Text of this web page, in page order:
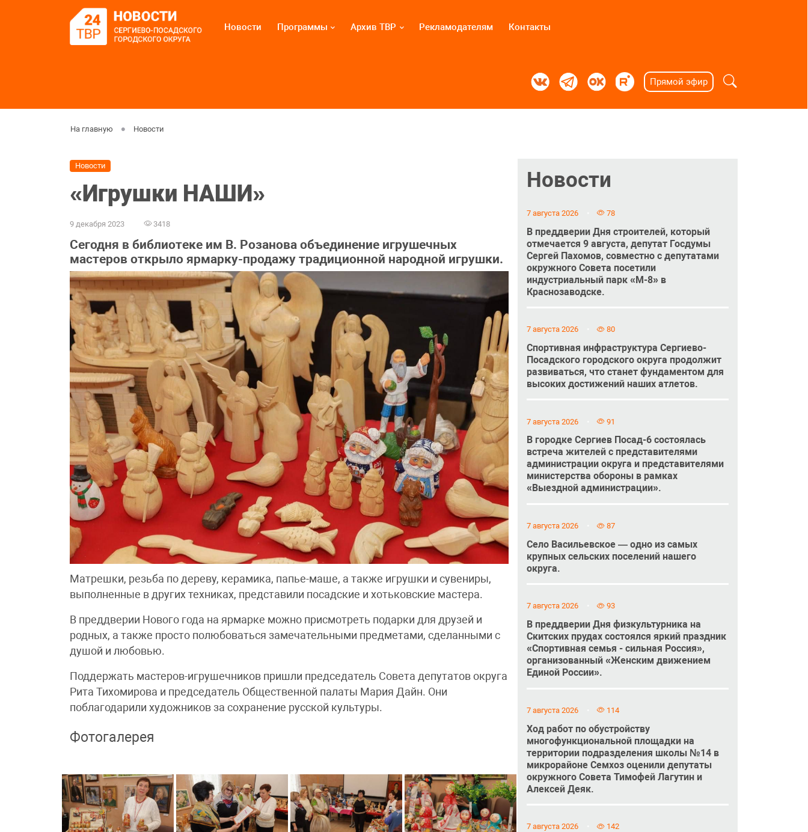
Новости Программы Архив ТВР Рекламодателям Контакты
Прямой эфир
На главную Новости
Новости
«Игрушки НАШИ»
9 декабря 2023 3418
Сегодня в библиотеке им В. Розанова объединение игрушечных
мастеров открыло ярмарку-продажу традиционной народной игрушки.
Матрешки, резьба по дереву, керамика, папье-маше, а также игрушки и сувениры,
выполненные в других техниках, представили посадские и хотьковские мастера.
В преддверии Нового года на ярмарке можно присмотреть подарки для друзей и
родных, а также просто полюбоваться замечательными предметами, сделанными с
душой и любовью.
Поддержать мастеров-игрушечников пришли председатель Совета депутатов округа
Рита Тихомирова и председатель Общественной палаты Мария Дайн. Они
поблагодарили художников за сохранение русской культуры.
Фотогалерея
Новости
7 августа 2026 78
В преддверии Дня строителей, который
отмечается 9 августа, депутат Госдумы
Сергей Пахомов, совместно с депутатами
окружного Совета посетили
индустриальный парк «М-8» в
Краснозаводске.
7 августа 2026 80
Спортивная инфраструктура Сергиево-
Посадского городского округа продолжит
развиваться, что станет фундаментом для
высоких достижений наших атлетов.
7 августа 2026 91
В городке Сергиев Посад-6 состоялась
встреча жителей с представителями
администрации округа и представителями
министерства обороны в рамках
«Выездной администрации».
7 августа 2026 87
Село Васильевское — одно из самых
крупных сельских поселений нашего
округа.
7 августа 2026 93
В преддверии Дня физкультурника на
Скитских прудах состоялся яркий праздник
«Спортивная семья - сильная Россия»,
организованный «Женским движением
Единой России».
7 августа 2026 114
Ход работ по обустройству
многофункциональной площадки на
территории подразделения школы №14 в
микрорайоне Семхоз оценили депутаты
окружного Совета Тимофей Лагутин и
Алексей Деяк.
7 августа 2026 142